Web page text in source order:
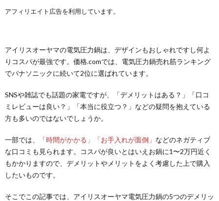
アフィリエイト広告を利用しています。
アイリスオーヤマの電気圧力鍋は、デザインもおしゃれですし何よ
りコスパが最強です。価格.comでは、電気圧力鍋売れ筋ランキング
でパナソニックに続いて2位に選ばれています。
SNSや雑誌でも話題の家電ですが、「デメリットはある？」「口コ
ミレビューは良い？」「本当に役立つ？」などの疑問を抱えている
方も多いのではないでしょうか。
一部では、 「時間がかかる」「お手入れが面倒」 などのネガティブ
な口コミも見られます。コスパが良いとはいえお鍋に1〜2万円近く
もかかりますので、デメリットやメリットをよく考慮した上で購入
したいものです。
そこでこの記事では、アイリスオーヤマ電気圧力鍋の5つのデメリッ